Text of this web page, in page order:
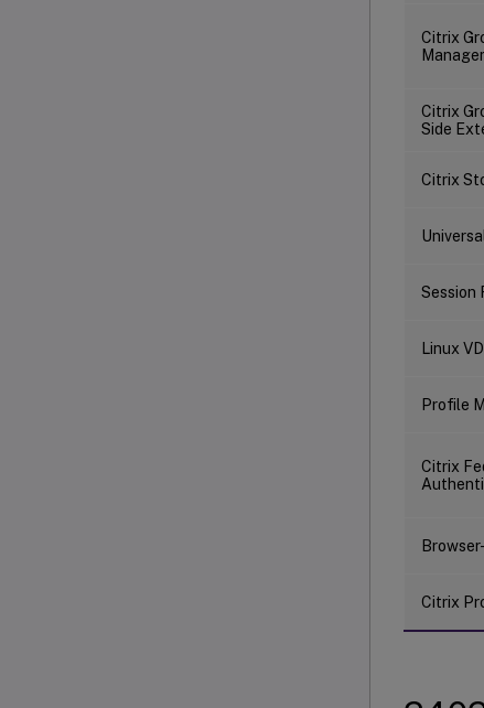
Citrix
Citrix
Side
Citrix
Session
Linux
Profile
Citrix
Citrix